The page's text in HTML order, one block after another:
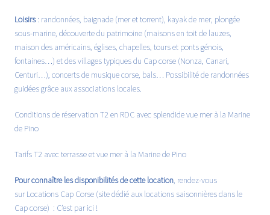
Loisirs: randonnées, baignade (mer et torrent), kayak de mer, plongée
sous-marine, découverte du patrimoine (maisons en toit de lauzes,
maison des américains, églises, chapelles, tours et ponts génois,
fontaines…) et des villages typiques du Cap corse (Nonza, Canari,
Centuri…), concerts de musique corse, bals… Possibilité de randonnées
guidées grâce aux associations locales.
Conditions de réservation T2 en RDC avec splendide vue mer à la Marine
de Pino
Tarifs T2 avec terrasse et vue mer à la Marine de Pino
Pour connaître les disponibilités de cette location, rendez-vous
sur Locations Cap Corse (site dédié aux locations saisonnières dans le
Cap corse) : C’est par ici !